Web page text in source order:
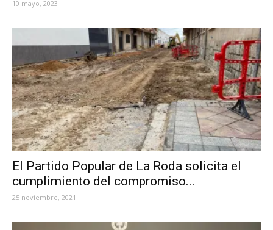
10 mayo, 2023
El Partido Popular de La Roda solicita el
cumplimiento del compromiso...
25 noviembre, 2021